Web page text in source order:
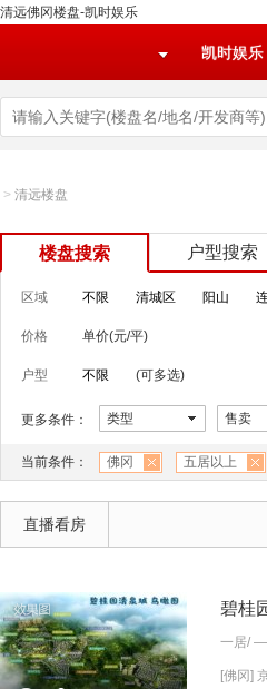
清远佛冈楼盘-凯时娱乐
凯时娱乐
> 清远楼盘
楼盘搜索 户型搜索
区域 不限 清城区 阳山
价格 单价(元/平)
户型 不限 (可多选)
更多条件： 类型 售卖
当前条件： 佛冈 五居以上
直播看房
碧桂
一居/
[佛冈]